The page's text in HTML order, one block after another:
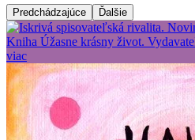
Predchádzajúce Ďalšie